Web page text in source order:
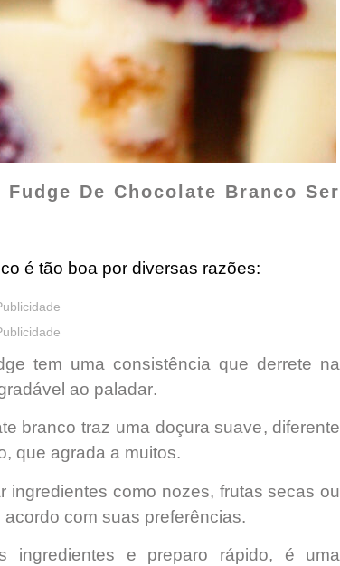
De Chocolate Branco Ser
é tão boa por diversas razões:
tem uma consistência quederrete na
ao paladar.
branco traz uma doçura suave, diferente
que agrada a muitos.
ingredientes como nozes, frutas secas ou
acordo com suas preferências.
ingredientes e preparo rápido, é uma